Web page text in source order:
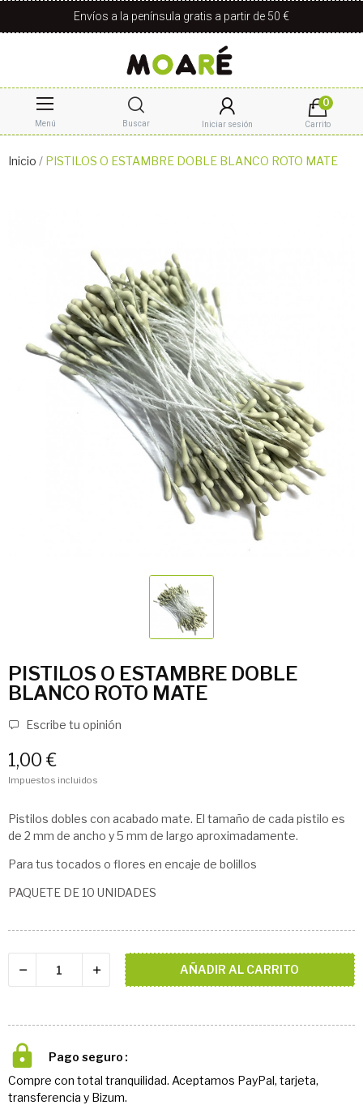
Envíos a la península gratis a partir de 50 €
Menú Buscar Iniciar sesión
0
Carrito
Inicio PISTILOS O ESTAMBRE DOBLE BLANCO ROTO MATE
PISTILOS O ESTAMBRE DOBLE
BLANCO ROTO MATE
Escribe tu opinión
1,00 €
Impuestos incluidos
Pistilos dobles con acabado mate. El tamaño de cada pistilo es
de 2 mm de ancho y 5 mm de largo aproximadamente.
Para tus tocados o flores en encaje de bolillos
PAQUETE DE 10 UNIDADES
AÑADIR AL CARRITO
Pago seguro
Compre con total tranquilidad. Aceptamos PayPal, tarjeta,
transferencia y Bizum.